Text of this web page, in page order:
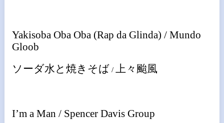
Yakisoba Oba Oba (Rap da Glinda) / Mundo
Gloob
ソーダ水と焼きそば / 上々颱風
I’m a Man / Spencer Davis Group